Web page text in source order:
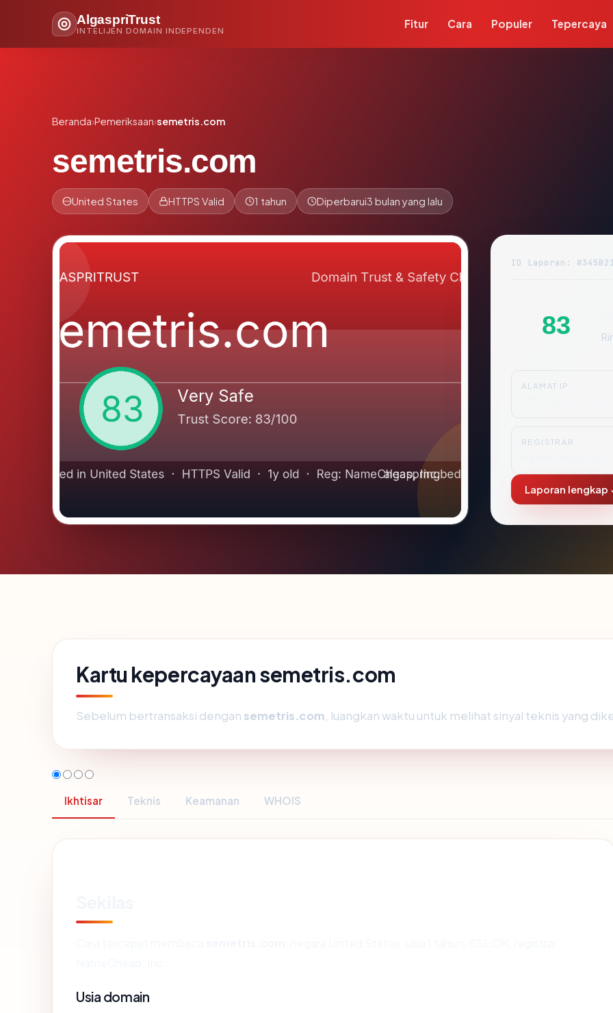
AlgaspriTrust
INTELIJEN DOMAIN INDEPENDEN
Fitur Cara Populer Tepercaya
Beranda›Pemeriksaan›semetris.com
semetris.com
United States HTTPS Valid 1 tahun Diperbarui3 bulan yang lalu
ID Laporan:
83
ALAMAT IP
REGISTRAR
Laporan lengkap
Kartu kepercayaan semetris.com
Sebelum bertransaksi dengan semetris.com , luangkan waktu untuk melihat sinyal teknis yang
Ikhtisar Teknis Keamanan WHOIS
Usia domain